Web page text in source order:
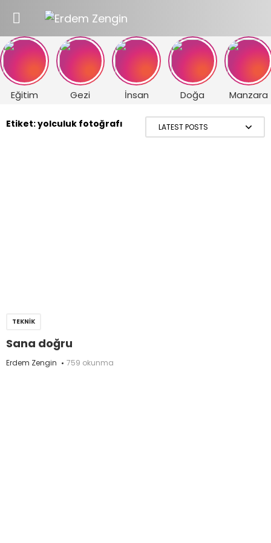

Eğitim Gezi İnsan Doğa Manzara
Etiket:yolculuk fotoğrafı
TEKNIK
Sana doğru
Erdem Zengin 759 okunma